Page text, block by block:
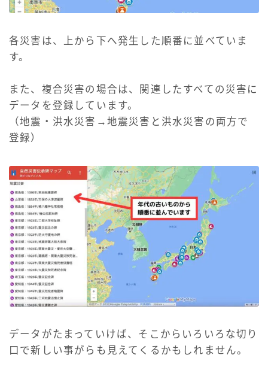
各災害は、上から下へ発生した順番に並べていま
す。
また、複合災害の場合は、関連したすべての災害に
データを登録しています。
（地震・洪水災害→地震災害と洪水災害の両方で
登録）
データがたまっていけば、そこからいろいろな切り
口で新しい事がらも見えてくるかもしれません。